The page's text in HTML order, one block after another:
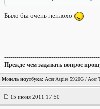
Было бы очень неплохо
Прежде чем задавать вопрос
Модель ноутбука:Acer Aspire 5920G / Acer
15 июня 2011 17:50